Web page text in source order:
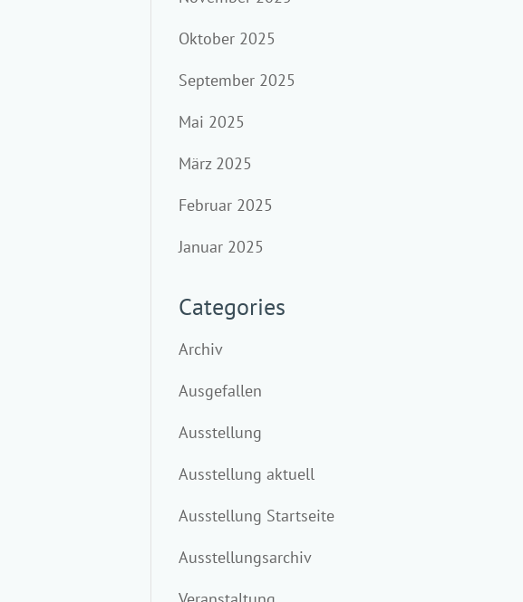
Oktober 2025
September 2025
Mai 2025
März 2025
Februar 2025
Januar 2025
Categories
Archiv
Ausgefallen
Ausstellung
Ausstellung aktuell
Ausstellung Startseite
Ausstellungsarchiv